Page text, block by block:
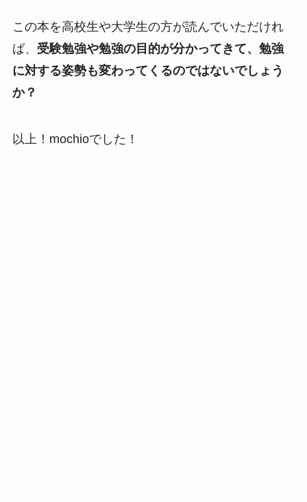
この本を高校生や大学生の方が読んでいただけれ
ば、 受験勉強や勉強の目的が分かってきて、勉強
に対する姿勢も変わってくるのではないでしょう
か？
以上！mochioでした！